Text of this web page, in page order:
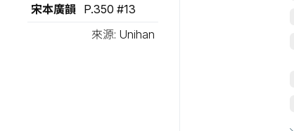
宋本廣韻
P.350 #13
來源: Unihan